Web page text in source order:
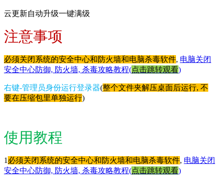
云更新自动升级一键满级
注意事项
必须关闭系统的安全中心和防火墙和电脑杀毒软件, 电脑关闭
安全中心防御, 防火墙, 杀毒攻略教程(点击跳转观看)
右键-管理员身份运行登录器(整个文件夹解压桌面后运行, 不
要在压缩包里单独运行)
使用教程
1 必须关闭系统的安全中心和防火墙和电脑杀毒软件, 电脑关闭
安全中心防御, 防火墙, 杀毒攻略教程(点击跳转观看)